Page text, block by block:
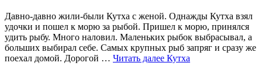
Давно-давно жили-были Кутха с женой. Однажды Кутха взял
удочки и пошел к морю за рыбой. Пришел к морю, принялся
удить рыбу. Много наловил. Маленьких рыбок выбрасывал, а
больших выбирал себе. Самых крупных рыб запряг и сразу же
поехал домой. Дорогой … Читать далее Кутха